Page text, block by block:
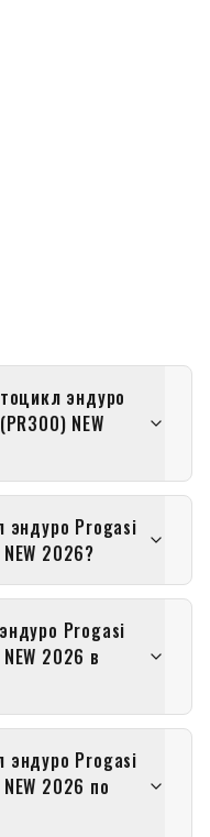
эндуро
NEW
эндуро Progasi
2026?
Progasi
2026 в
эндуро Progasi
2026 по